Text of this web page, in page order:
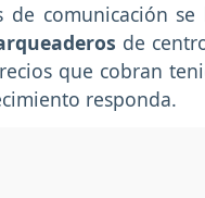
de comunicación
de
que cobran
responda.